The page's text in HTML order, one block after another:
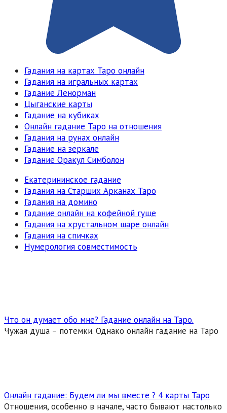
Гадания на картах Таро онлайн
Гадания на игральных картах
Гадание Ленорман
Цыганские карты
Гадание на кубиках
Онлайн гадание Таро на отношения
Гадания на рунах онлайн
Гадание на зеркале
Гадание Оракул Симболон
Екатерининское гадание
Гадания на Старших Арканах Таро
Гадания на домино
Гадание онлайн на кофейной гуще
Гадания на хрустальном шаре онлайн
Гадания на спичках
Нумерология совместимость
Что он думает обо мне? Гадание онлайн на Таро.
Чужая душа – потемки. Однако онлайн гадание на Таро
Онлайн гадание: Будем ли мы вместе ? 4 карты Таро
Отношения, особенно в начале, часто бывают настолько